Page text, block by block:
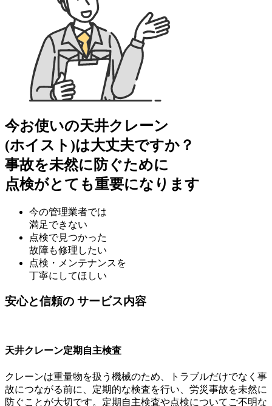
今お使いの天井クレーン
(ホイスト)は大丈夫ですか？
事故を未然に防ぐために
点検がとても重要になります
今の管理業者では
満足できない
点検で見つかった
故障も修理したい
点検・メンテナンスを
丁寧にしてほしい
安心と信頼の サービス内容
天井クレーン定期自主検査
クレーンは重量物を扱う機械のため、トラブルだけでなく事
故につながる前に、定期的な検査を行い、労災事故を未然に
防ぐことが大切です。定期自主検査や点検についてご不明な